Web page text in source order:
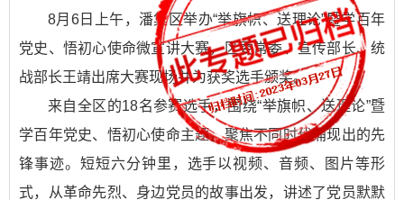
8月6日上午，潘集区举办“举旗帜、送理论”暨学百年
党史、悟初心使命微宣讲大赛，区委常委、宣传部长、统
战部长王靖出席大赛现场并为获奖选手颁奖。
来自全区的18名参赛选手，围绕“举旗帜、送理论”暨
学百年党史、悟初心使命主题，聚焦不同时代涌现出的先
锋事迹。短短六分钟里，选手以视频、音频、图片等形
式，从革命先烈、身边党员的故事出发，讲述了党员默默